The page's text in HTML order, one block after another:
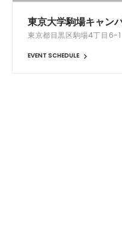
東京大学駒場キャン
東京都目黒区駒場4丁目6-1
EVENT SCHEDULE